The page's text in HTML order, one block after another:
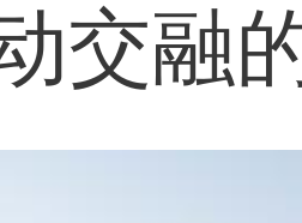
交融